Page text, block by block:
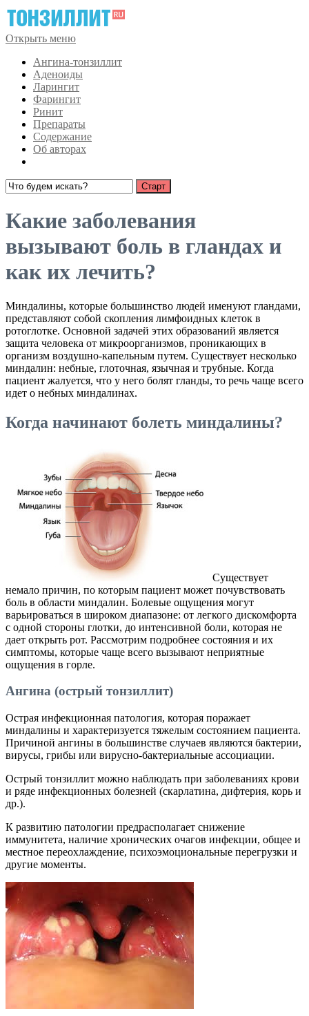
Открыть меню
Ангина-тонзиллит
Аденоиды
Ларингит
Фарингит
Ринит
Препараты
Содержание
Об авторах
Какие заболевания
вызывают боль в гландах и
как их лечить?
Миндалины, которые большинство людей именуют гландами,
представляют собой скопления лимфоидных клеток в
ротоглотке. Основной задачей этих образований является
защита человека от микроорганизмов, проникающих в
организм воздушно-капельным путем. Существует несколько
миндалин: небные, глоточная, язычная и трубные. Когда
пациент жалуется, что у него болят гланды, то речь чаще всего
идет о небных миндалинах.
Когда начинают болеть миндалины?
Существует
немало причин, по которым пациент может почувствовать
боль в области миндалин. Болевые ощущения могут
варьироваться в широком диапазоне: от легкого дискомфорта
с одной стороны глотки, до интенсивной боли, которая не
дает открыть рот. Рассмотрим подробнее состояния и их
симптомы, которые чаще всего вызывают неприятные
ощущения в горле.
Ангина (острый тонзиллит)
Острая инфекционная патология, которая поражает
миндалины и характеризуется тяжелым состоянием пациента.
Причиной ангины в большинстве случаев являются бактерии,
вирусы, грибы или вирусно-бактериальные ассоциации.
Острый тонзиллит можно наблюдать при заболеваниях крови
и ряде инфекционных болезней (скарлатина, дифтерия, корь и
др.).
К развитию патологии предрасполагает снижение
иммунитета, наличие хронических очагов инфекции, общее и
местное переохлаждение, психоэмоциональные перегрузки и
другие моменты.